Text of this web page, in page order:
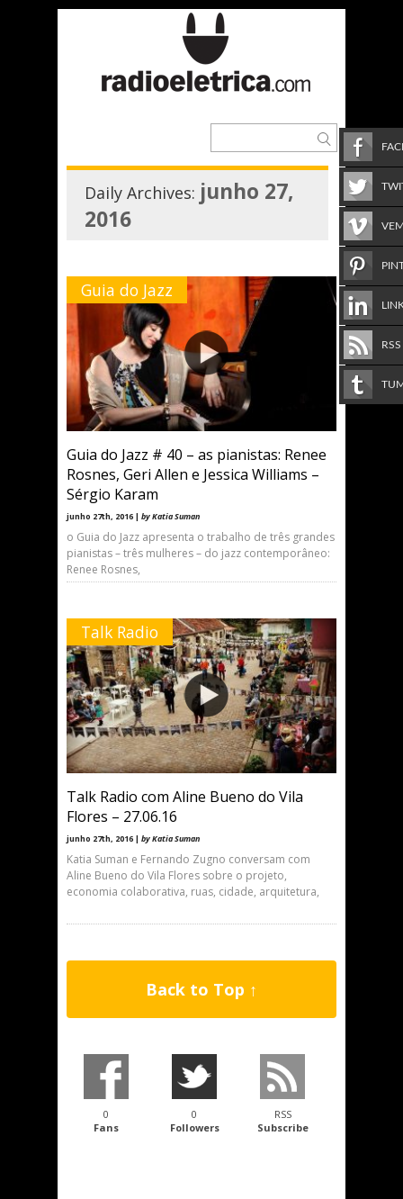
Daily Archives: junho 27,
2016
Guia do Jazz
Guia do Jazz # 40 – as pianistas: Renee
Rosnes, Geri Allen e Jessica Williams –
Sérgio Karam
junho 27th, 2016 | by Katia Suman
o Guia do Jazz apresenta o trabalho de três grandes
pianistas – três mulheres – do jazz contemporâneo:
Renee Rosnes,
Talk Radio
Talk Radio com Aline Bueno do Vila
Flores – 27.06.16
junho 27th, 2016 | by Katia Suman
Katia Suman e Fernando Zugno conversam com
Aline Bueno do Vila Flores sobre o projeto,
economia colaborativa, ruas, cidade, arquitetura,
Back to Top ↑
0
Fans
0
Followers
RSS
Subscribe
RSS